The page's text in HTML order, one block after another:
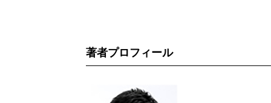
著者プロフィール